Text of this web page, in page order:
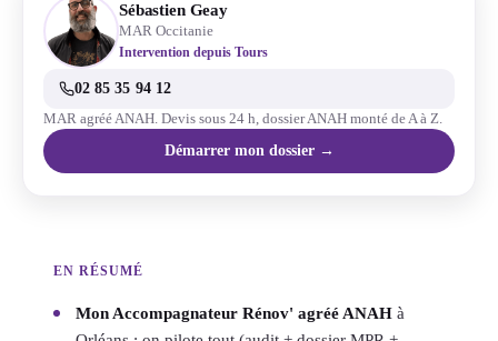
Sébastien Geay
MAR Occitanie
Intervention depuis Tours
02 85 35 94 12
MAR agréé ANAH. Devis sous 24 h, dossier ANAH monté de A à Z.
Démarrer mon dossier →
EN RÉSUMÉ
Mon Accompagnateur Rénov' agréé ANAH à